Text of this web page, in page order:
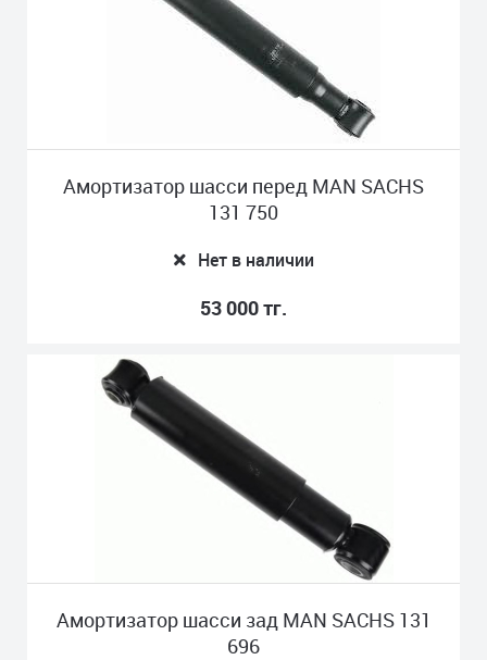
Амортизатор шасси перед MAN SACHS
131 750
Нет в наличии
53 000 тг.
Амортизатор шасси зад MAN SACHS 131
696